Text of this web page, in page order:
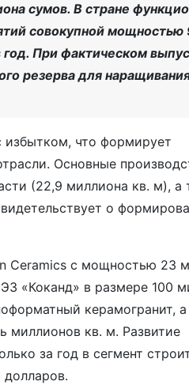
сумов. В стране
совокупной мощностью
При фактическом
резерва для
избытком, что формирует
Основные
(22,9 миллиона кв. м), а
о
Ceramics с мощностью 23
«Коканд» в размере 100
керамогранит,
миллионов кв. м. Развитие
за год в сегмент